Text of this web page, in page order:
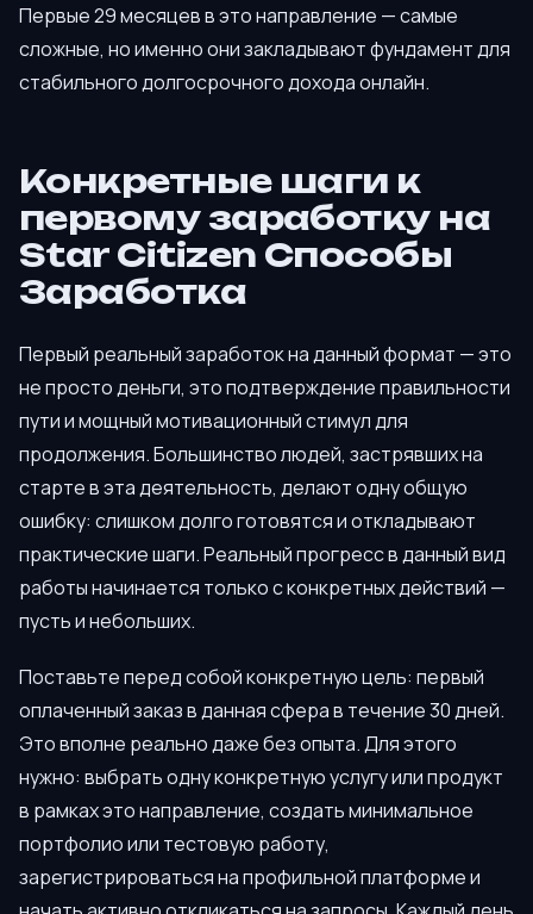
Первые 29 месяцев в это направление — самые
сложные, но именно они закладывают фундамент для
стабильного долгосрочного дохода онлайн.
Конкретные шаги к
первому заработку на
Star Citizen Способы
Заработка
Первый реальный заработок на данный формат — это
не просто деньги, это подтверждение правильности
пути и мощный мотивационный стимул для
продолжения. Большинство людей, застрявших на
старте в эта деятельность, делают одну общую
ошибку: слишком долго готовятся и откладывают
практические шаги. Реальный прогресс в данный вид
работы начинается только с конкретных действий —
пусть и небольших.
Поставьте перед собой конкретную цель: первый
оплаченный заказ в данная сфера в течение 30 дней.
Это вполне реально даже без опыта. Для этого
нужно: выбрать одну конкретную услугу или продукт
в рамках это направление, создать минимальное
портфолио или тестовую работу,
зарегистрироваться на профильной платформе и